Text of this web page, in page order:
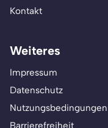
Kontakt
Weiteres
Impressum
Datenschutz
Nutzungsbedingungen
Barrierefreiheit